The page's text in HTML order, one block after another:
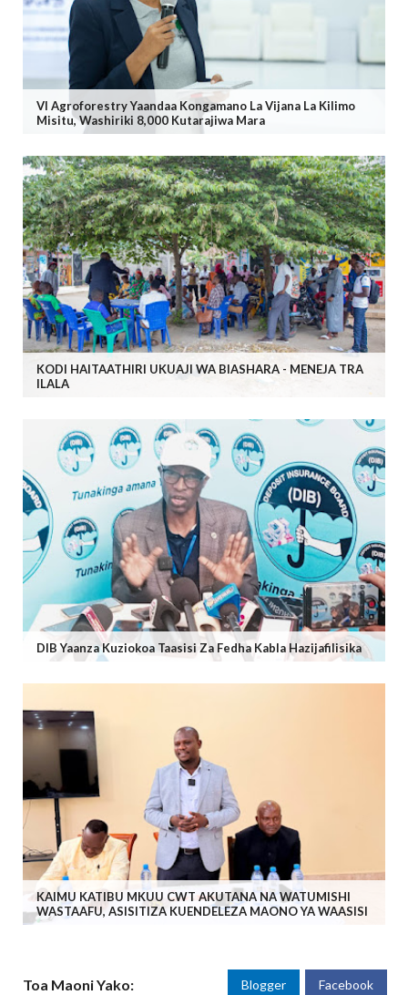
VI Agroforestry Yaandaa Kongamano La Vijana La Kilimo
Misitu, Washiriki 8,000 Kutarajiwa Mara
KODI HAITAATHIRI UKUAJI WA BIASHARA - MENEJA TRA
ILALA
DIB Yaanza Kuziokoa Taasisi Za Fedha Kabla Hazijafilisika
KAIMU KATIBU MKUU CWT AKUTANA NA WATUMISHI
WASTAAFU, ASISITIZA KUENDELEZA MAONO YA WAASISI
Toa Maoni Yako: Blogger Facebook